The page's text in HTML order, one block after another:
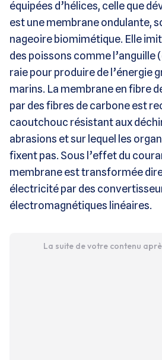
équipées d’hélices, celle que
est une membrane ondulante,
nageoire biomimétique. Elle
des poissons comme l’anguille
raie pour produire de l’énergie
marins. La membrane en fibre
par des fibres de carbone est
caoutchouc résistant aux
abrasions et sur lequel les
fixent pas. Sous l’effet du
membrane est transformée
électricité par des
électromagnétiques linéaires.
La suite de votre contenu